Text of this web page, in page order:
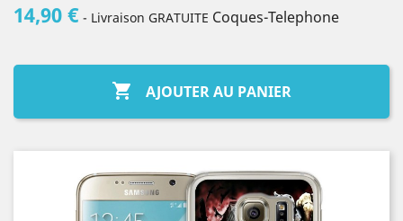
14,90 € - Livraison GRATUITE Coques-Telephone
 AJOUTER AU PANIER